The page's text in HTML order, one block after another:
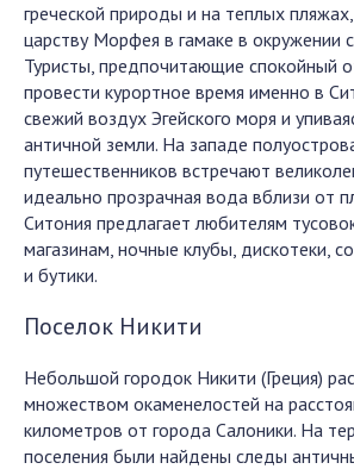
греческой природы и на теплых
царству Морфея в гамаке в окружении
Туристы, предпочитающие спокойный
провести курортное время именно в
свежий воздух Эгейского моря и
античной земли. На западе
путешественников встречают
идеально прозрачная вода вблизи от
Ситония предлагает любителям
магазинам, ночные клубы, дискотеки,
и бутики.
Поселок Никити
Небольшой городок Никити (Греция)
множеством окаменелостей на
километров от города Салоники. На
поселения были найдены следы